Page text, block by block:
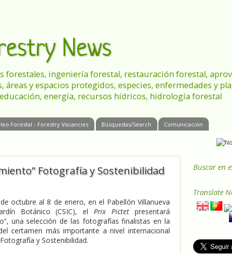
News
ingeniería forestal, restauración forestal,
y espacios protegidos, especies, enfermedades y
energía, recursos hídricos, hidrología forestal
Forestal - Forestry Vacancies Búsquedas/Search Comunicación
Fotografía y Sostenibilidad
octubre al 8 de enero, en el Pabellón Villanueva
Botánico (CSIC), elPrix Pictet presentará
una selección de las fotografías finalistas en la
certamen más importante a nivel internacional
y Sostenibilidad.
Buscar en
Translate